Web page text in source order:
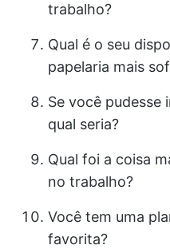
trabalho?
Qual é o seu
papelaria mais
Se você
qual seria?
Qual foi a coisa
no trabalho?
Você tem uma
favorita?